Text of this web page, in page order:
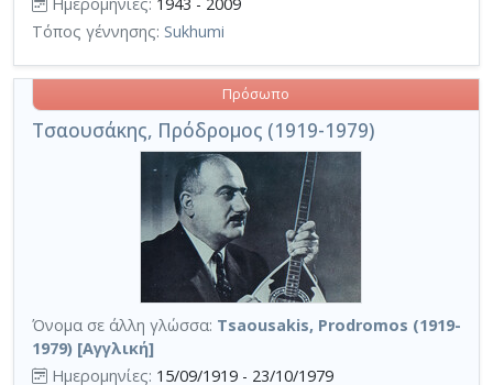
Τόπος γέννησης: Sukhumi
Τσαουσάκης, Πρόδρομος (1919-1979)
Πρόσωπο
Όνομα σε άλλη γλώσσα: Tsaousakis, Prodromos (1919-
1979) [Αγγλική]
Ημερομηνίες: 15/09/1919 - 23/10/1979